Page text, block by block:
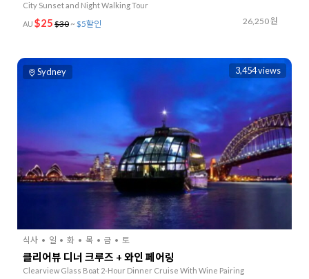
City Sunset and Night Walking Tour
26,250 원
AU $25 $30 ~ $5할인
Sydney 3,454 views
식사 일 화 목 금 토
클리어뷰 디너 크루즈 + 와인 페어링
Clearview Glass Boat 2-Hour Dinner Cruise With Wine Pairing